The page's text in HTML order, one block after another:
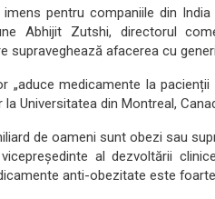
imens pentru companiile din
Abhijit Zutshi, directorul
supraveghează afacerea cu
„aduce medicamente la
la Universitatea din Montreal,
de oameni sunt obezi sau
al dezvoltării
anti-obezitate este